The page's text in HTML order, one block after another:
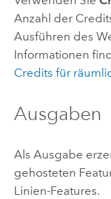
Anzahl der
Ausführen des
Informationen
Credits für
Ausgaben
Als Ausgabe
gehosteten
Linien-Features.